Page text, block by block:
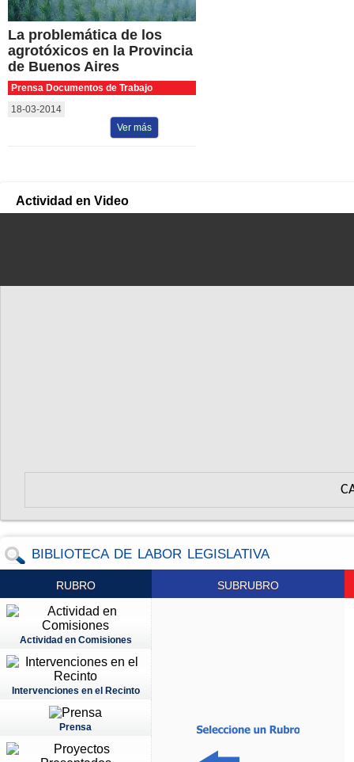
La problemática de los
agrotóxicos en la Provincia
de Buenos Aires
Prensa Documentos de Trabajo
18-03-2014
Ver más
Actividad en Video
BIBLIOTECA DE LABOR LEGISLATIVA
RUBRO
Actividad en Comisiones
Intervenciones en el Recinto
Prensa
SUBRUBRO